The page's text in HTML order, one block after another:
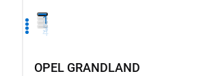
1
2
3
4
OPEL GRANDLAND